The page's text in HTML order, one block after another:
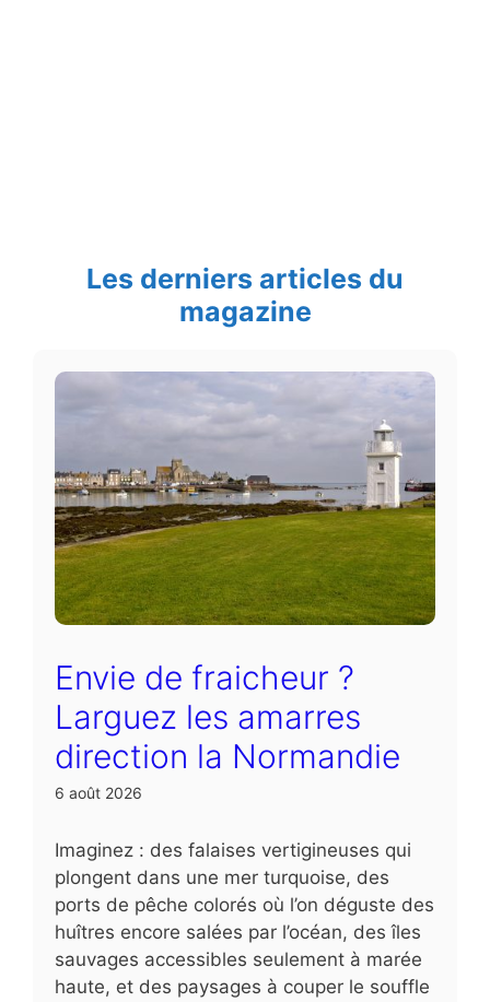
Les derniers articles du
magazine
Envie de fraicheur ?
Larguez les amarres
direction la Normandie
6 août 2026
Imaginez : des falaises vertigineuses qui
plongent dans une mer turquoise, des
ports de pêche colorés où l’on déguste des
huîtres encore salées par l’océan, des îles
sauvages accessibles seulement à marée
haute, et des paysages à couper le souffle